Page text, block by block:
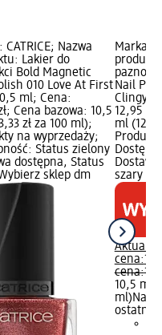
CATRICE; Nazwa
Lakier do
Bold Magnetic
010 Love At First
ml; Cena:
Cena bazowa: 10,5
zł za 100 ml);
na wyprzedaży;
Status zielony
dostępna, Status
sklep dm
Marka:
Nail
Clingy,
12,95
ml
szary
Aktualna
cena:
cena:
10,5 ml
ml)